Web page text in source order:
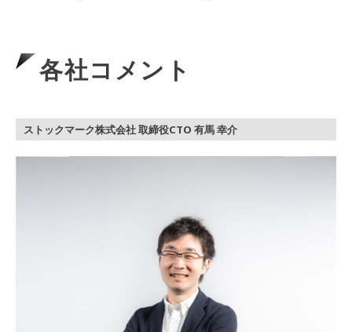
各社コメント
ストックマーク株式会社 取締役CTO 有馬 幸介